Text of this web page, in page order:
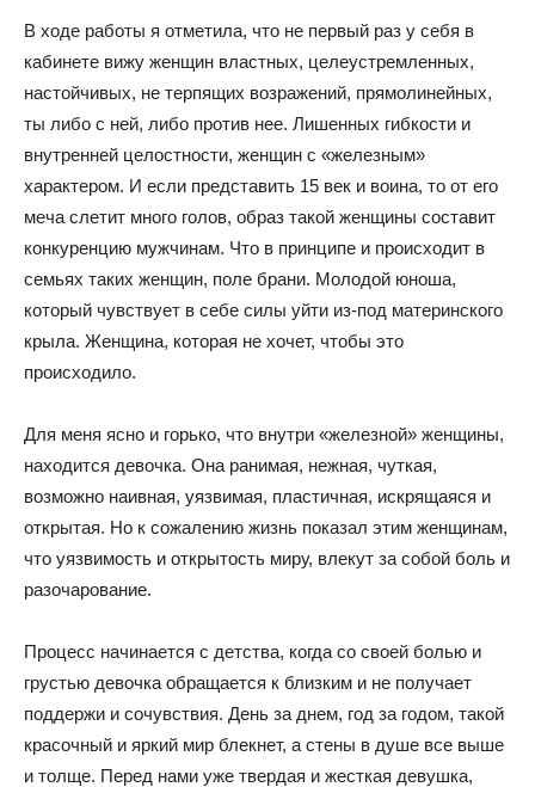
В ходе работы я отметила, что не первый раз у себя в
кабинете вижу женщин властных, целеустремленных,
настойчивых, не терпящих возражений, прямолинейных,
ты либо с ней, либо против нее. Лишенных гибкости и
внутренней целостности, женщин с «железным»
характером. И если представить 15 век и воина, то от его
меча слетит много голов, образ такой женщины составит
конкуренцию мужчинам. Что в принципе и происходит в
семьях таких женщин, поле брани. Молодой юноша,
который чувствует в себе силы уйти из-под материнского
крыла. Женщина, которая не хочет, чтобы это
происходило.
Для меня ясно и горько, что внутри «железной» женщины,
находится девочка. Она ранимая, нежная, чуткая,
возможно наивная, уязвимая, пластичная, искрящаяся и
открытая. Но к сожалению жизнь показал этим женщинам,
что уязвимость и открытость миру, влекут за собой боль и
разочарование.
Процесс начинается с детства, когда со своей болью и
грустью девочка обращается к близким и не получает
поддержи и сочувствия. День за днем, год за годом, такой
красочный и яркий мир блекнет, а стены в душе все выше
и толще. Перед нами уже твердая и жесткая девушка,